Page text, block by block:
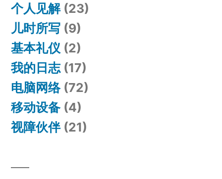
个人见解(23)
儿时所写 (9)
基本礼仪 (2)
我的日志 (17)
电脑网络(72)
移动设备(4)
视障伙伴(21)